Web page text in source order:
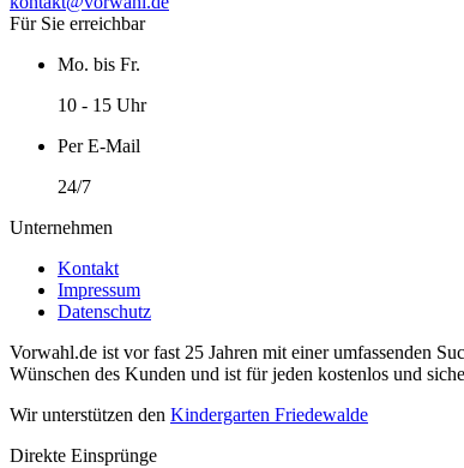
Für Sie erreichbar
Mo. bis Fr.
10 - 15 Uhr
Per E-Mail
24/7
Unternehmen
Kontakt
Impressum
Datenschutz
Vorwahl.de ist vor fast 25 Jahren mit einer umfassenden
Wünschen des Kunden und ist für jeden kostenlos und
Wir unterstützen den Kindergarten Friedewalde
Direkte Einsprünge